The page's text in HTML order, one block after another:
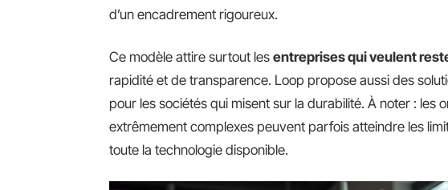
d’un encadrement rigoureux.
Ce modèle attire surtout les entreprises qui veulent
rapidité et de transparence. Loop propose aussi des
pour les sociétés qui misent sur la durabilité. À noter : les
extrêmement complexes peuvent parfois atteindre les
toute la technologie disponible.